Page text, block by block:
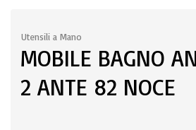
Utensili a Mano
MOBILE BAGNO
2 ANTE 82 NOCE